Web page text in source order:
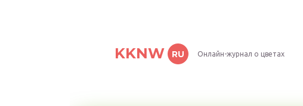
KKNW RU Онлайн-журнал о цветах